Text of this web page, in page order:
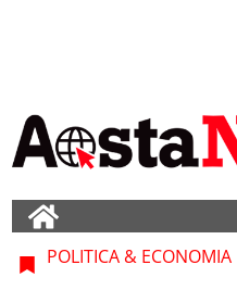
POLITICA & ECONOMIA